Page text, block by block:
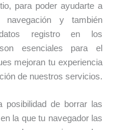
para poder ayudarte a
navegación y también
registro en los
esenciales para el
mejoran tu experiencia
de nuestros servicios.
posibilidad de borrar las
la que tu navegador las